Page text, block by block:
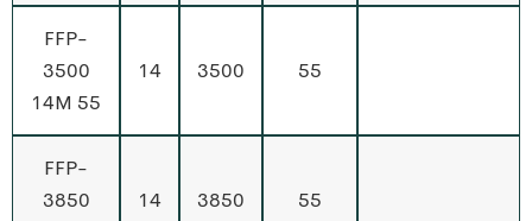
FFP-
3500
14M 55
14 3500 55
FFP-
3850
14 3850 55